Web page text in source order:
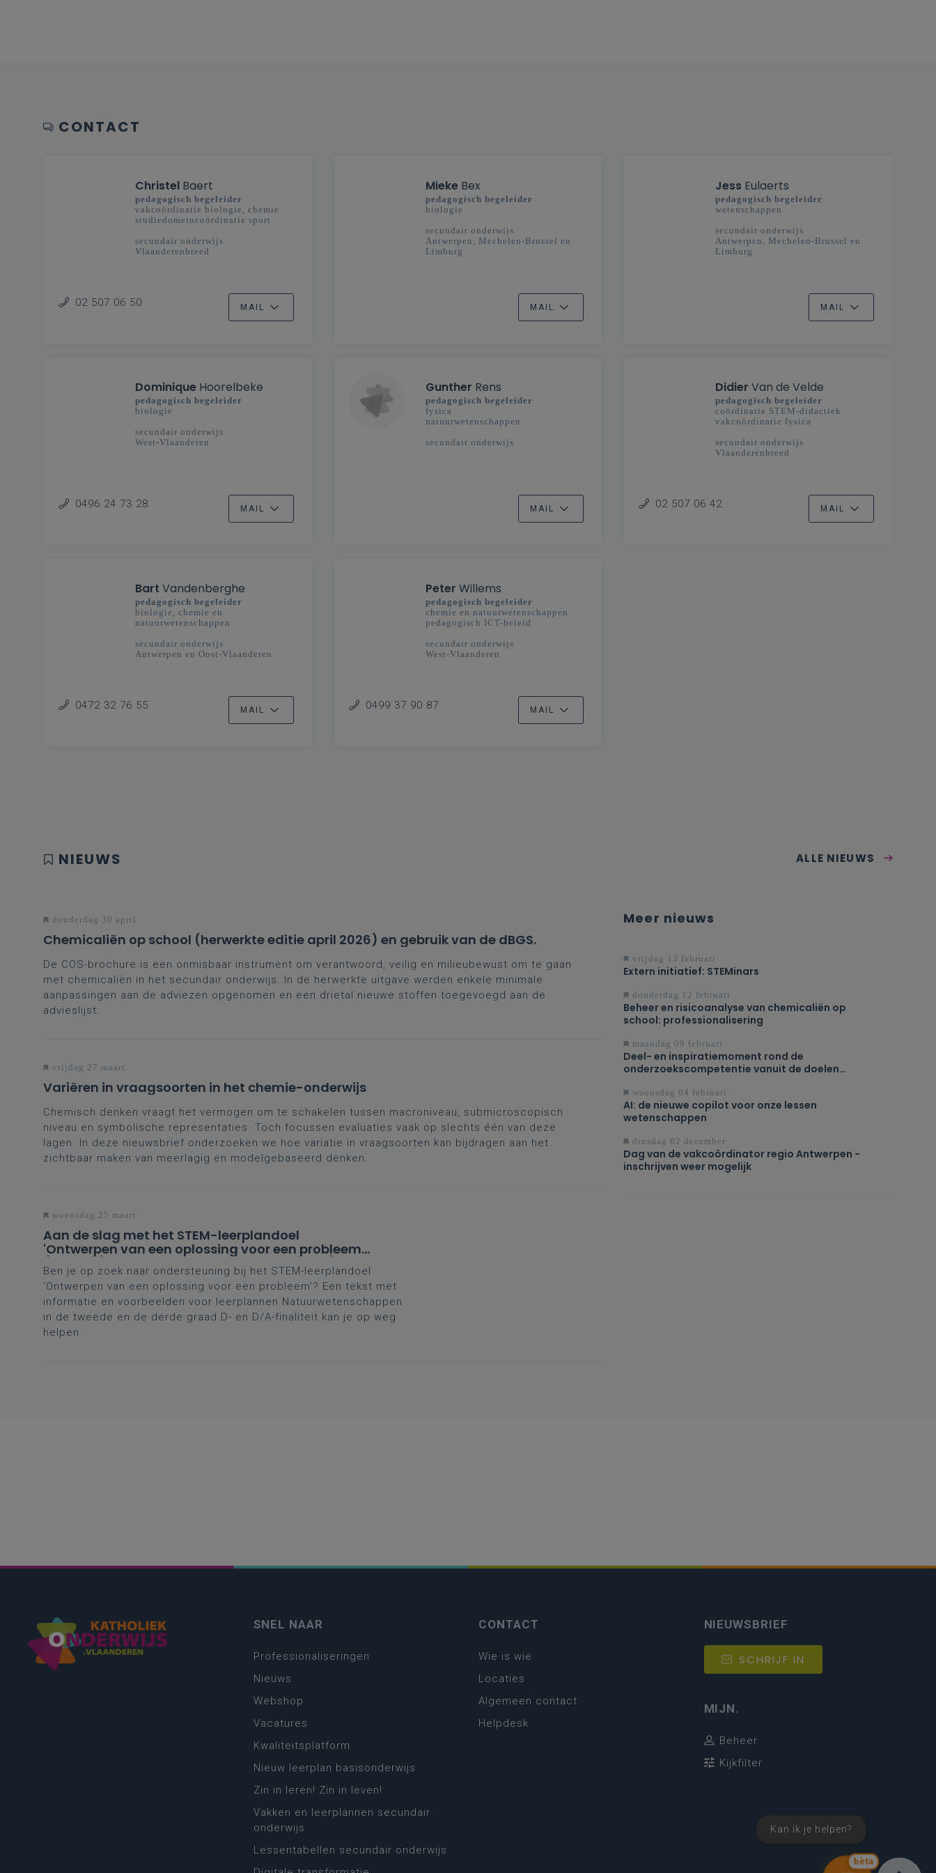
CONTACT
Christel Baert
pedagogisch begeleider
vakcoördinatie biologie, chemie
studiedomeincoördinatie sport
secundair onderwijs
Vlaanderenbreed
02 507 06 50 MAIL
MiekeBex
pedagogisch begeleider
biologie
secundair onderwijs
Antwerpen, Mechelen-Brussel en
Limburg
MAIL
Jess Eulaerts
pedagogisch begeleider
wetenschappen
secundair onderwijs
Antwerpen, Mechelen-Brussel en
Limburg
MAIL
Dominique Hoorelbeke
pedagogisch begeleider
biologie
secundair onderwijs
West-Vlaanderen
0496 24 73 28 MAIL
Gunther Rens
pedagogisch begeleider
fysica
natuurwetenschappen
secundair onderwijs
MAIL
Didier Van de Velde
pedagogisch begeleider
coördinatie STEM-didactiek
vakcoördinatie fysica
secundair onderwijs
Vlaanderenbreed
02 507 06 42 MAIL
Bart Vandenberghe
pedagogisch begeleider
biologie, chemie en
natuurwetenschappen
secundair onderwijs
Antwerpen en Oost-Vlaanderen
0472 32 76 55 MAIL
Peter Willems
pedagogisch begeleider
chemie en natuurwetenschappen
pedagogisch ICT-beleid
secundair onderwijs
West-Vlaanderen
0499 37 90 87 MAIL
NIEUWS ALLE NIEUWS
donderdag 30 april
Chemicaliën op school (herwerkte editie april 2026) en gebruik van de dBGS.
De COS-brochure is een onmisbaar instrument om verantwoord, veilig en milieubewust om te gaan
met chemicaliën in het secundair onderwijs. In de herwerkte uitgave werden enkele minimale
aanpassingen aan de adviezen opgenomen en een drietal nieuwe stoffen toegevoegd aan de
advieslijst.
vrijdag 27 maart
Variëren in vraagsoorten in het chemie-onderwijs
Chemisch denken vraagt het vermogen om te schakelen tussen macroniveau, submicroscopisch
niveau en symbolische representaties. Toch focussen evaluaties vaak op slechts één van deze
lagen. In deze nieuwsbrief onderzoeken we hoe variatie in vraagsoorten kan bijdragen aan het
zichtbaar maken van meerlagig en modelgebaseerd denken.
woensdag 25 maart
Aan de slag met het STEM-leerplandoel
'Ontwerpen van een oplossing voor een probleem'
(D- en D/A-finaliteit tweede en derde graad)
Ben je op zoek naar ondersteuning bij het STEM-leerplandoel
'Ontwerpen van een oplossing voor een probleem'? Een tekst met
informatie en voorbeelden voor leerplannen Natuurwetenschappen
in de tweede en de derde graad D- en D/A-finaliteit kan je op weg
helpen.
Meer nieuws
vrijdag 13 februari
Extern initiatief: STEMinars
donderdag 12 februari
Beheer en risicoanalyse van chemicaliën op
school: professionalisering
maandag 09 februari
Deel- en inspiratiemoment rond de
onderzoekscompetentie vanuit de doelen
finaliteit
woensdag 04 februari
AI: de nieuwe copilot voor onze lessen
wetenschappen
dinsdag 02 december
Dag van de vakcoördinator regio Antwerpen -
inschrijven weer mogelijk
bèta
Kan ik je helpen?
SNEL NAAR
Professionaliseringen
Nieuws
Webshop
Vacatures
Kwaliteitsplatform
Nieuw leerplan basisonderwijs
Zin in leren! Zin in leven!
Vakken en leerplannen secundair
onderwijs
Lessentabellen secundair onderwijs
CONTACT
Wie is wie
Locaties
Algemeen contact
Helpdesk
NIEUWSBRIEF
SCHRIJF IN
MIJN.
Beheer
Kijkfilter